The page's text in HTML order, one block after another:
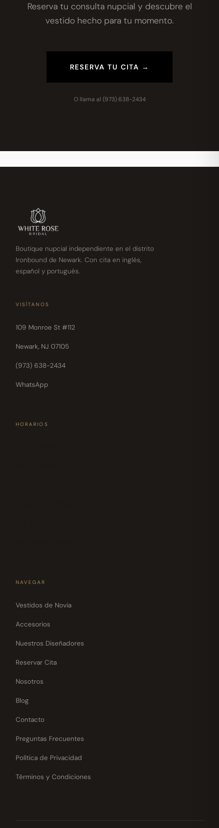
Reserva tu consulta nupcial y descubre el
vestido hecho para tu momento.
RESERVA TU CITA →
O llama al (973) 638-2434
Boutique nupcial independiente en el distrito
Ironbound de Newark. Con cita en inglés,
español y portugués.
VISÍTANOS
109 Monroe St #112
Newark, NJ 07105
(973) 638-2434
WhatsApp
HORARIOS
NAVEGAR
Vestidos de Novia
Accesorios
Nuestros Diseñadores
Reservar Cita
Nosotros
Blog
Contacto
Preguntas Frecuentes
Política de Privacidad
Términos y Condiciones